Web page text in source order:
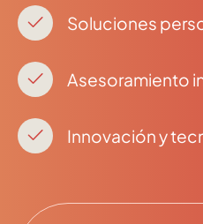
Soluciones
Asesoramiento
Innovación y